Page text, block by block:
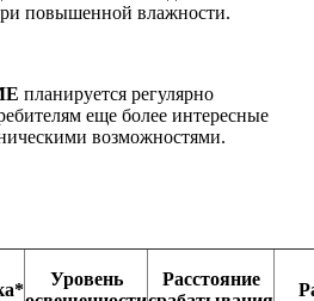
повышенной влажности.
планируется регулярно
еще более интересные
возможностями.
Уровень
Расстояние